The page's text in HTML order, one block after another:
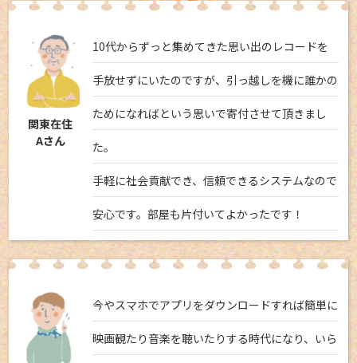
関東在住
Aさん
10代からずっと集めてきた思い出のレコードを
手放せずにいたのですが、引っ越しを機に誰かの
ためになればという思いで寄付させて頂きまし
た。
手軽に社会貢献でき、信頼できるシステムなので
安心です。部屋も片付いてよかったです！
今やスマホでアプリをダウンロードすれば簡単に
映画観たり音楽を聴いたりする時代になり、いら